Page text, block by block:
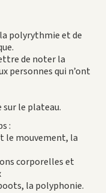
polyrythmie et de
de noter la
personnes qui n’ont
sur le plateau.
:
le mouvement, la
corporelles et
la polyphonie.